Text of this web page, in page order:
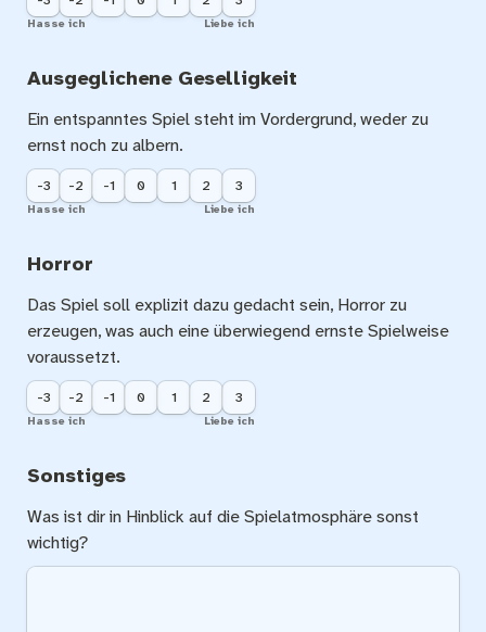
Hasse ich Liebe ich
Ausgeglichene Geselligkeit
Ein entspanntes Spiel steht im Vordergrund, weder zu
ernst noch zu albern.
-3 -2 -1 0 1 2 3
Hasse ich Liebe ich
Horror
Das Spiel soll explizit dazu gedacht sein, Horror zu
erzeugen, was auch eine überwiegend ernste Spielweise
voraussetzt.
-3 -2 -1 0 1 2 3
Hasse ich Liebe ich
Sonstiges
Was ist dir in Hinblick auf die Spielatmosphäre sonst
wichtig?